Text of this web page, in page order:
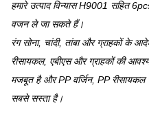
हमारे उत्पाद विन्यास H9001 सहित
वजन ले जा सकते हैं।
रंग सोना, चांदी, तांबा और ग्राहकों के
रीसायकल, एबीएस और ग्राहकों की
मजबूत है और PP वर्जिन, PP रीसायकल
सबसे सस्ता है।